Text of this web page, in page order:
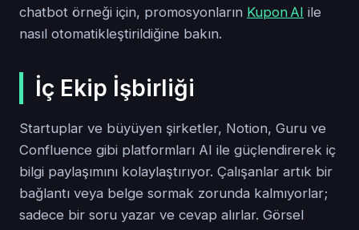
chatbot örneği için, promosyonların Kupon AI ile
nasıl otomatikleştirildiğine bakın.
İç Ekip İşbirliği
Startuplar ve büyüyen şirketler, Notion, Guru ve
Confluence gibi platformları AI ile güçlendirerek iç
bilgi paylaşımını kolaylaştırıyor. Çalışanlar artık bir
bağlantı veya belge sormak zorunda kalmıyorlar;
sadece bir soru yazar ve cevap alırlar. Görsel